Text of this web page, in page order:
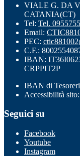
VIALE G. DA
CATANIA(CT)
Tel: Tel.
Email:
PEC:
C.F.:
IBAN:
CRPPIT2P
IBAN di
Accessibilità
Seguici su
Facebook
Youtube
Instagram